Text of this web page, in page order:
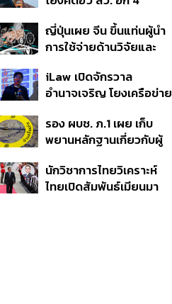
อำนาจเจริญโอนเงินให้เจ้า
หน้าที่ กกต. ฝ่ายสืบสวน
ญี่ปุ่นเผย จีน ขึ้นแท่นผู้นำ
การใช้จ่ายด้านวิจัยและ
งานวิจัยถูกอ้างอิงสูงสุด
แซงสหรัฐฯ
iLaw เปิดจักรวาล
อำนาจเจริญ โยงเครือข่าย
สังเกตลงสมัครตรง
คุณสมบัติหรือไม่
รอง ผบช. ภ.1 เผย เก็บ
พยานหลักฐานเกี่ยวกับผู้
ตรวจสอบทั้งหมดแล้ว
นักวิชาการไทยวิเคราะห์
ไทยเปิดสัมพันธ์เมียนมา